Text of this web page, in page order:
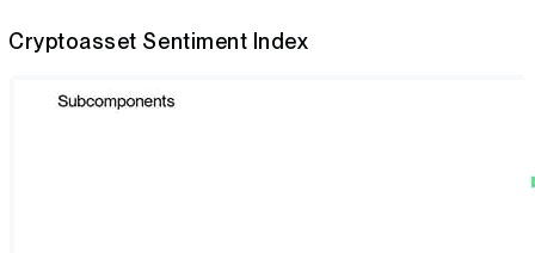
Cryptoasset Sentiment Index